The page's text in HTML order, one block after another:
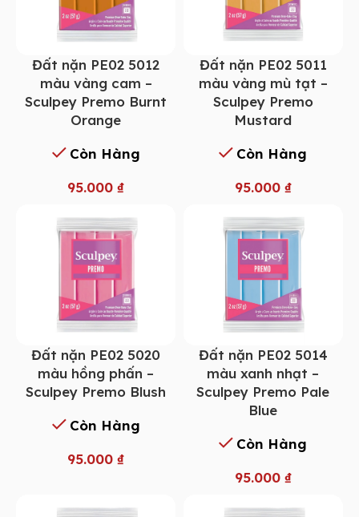
Đất nặn PE02 5012
màu vàng cam –
Sculpey Premo Burnt
Orange
Còn Hàng
95.000 ₫
Đất nặn PE02 5011
màu vàng mù tạt –
Sculpey Premo
Mustard
Còn Hàng
95.000 ₫
Đất nặn PE02 5020
màu hồng phấn –
Sculpey Premo Blush
Còn Hàng
95.000 ₫
Đất nặn PE02 5014
màu xanh nhạt –
Sculpey Premo Pale
Blue
Còn Hàng
95.000 ₫